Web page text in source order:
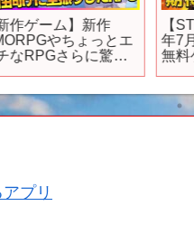
【STEAM最新作】2024
年7月上旬は注目の2大
無料ゲームが登場！マ
イバルMMOどっちを遊
ぶ！
プリ